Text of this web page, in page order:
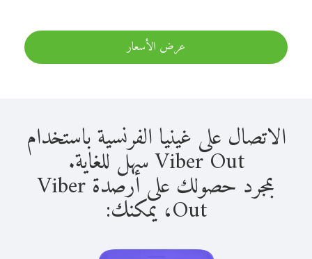
عرض الأسعار
الاتصال على غينيا الفرنسية باستخدام
Viber Out سهل للغاية.
بمجرد حصولك على أرصدة Viber
Out، يمكنك: